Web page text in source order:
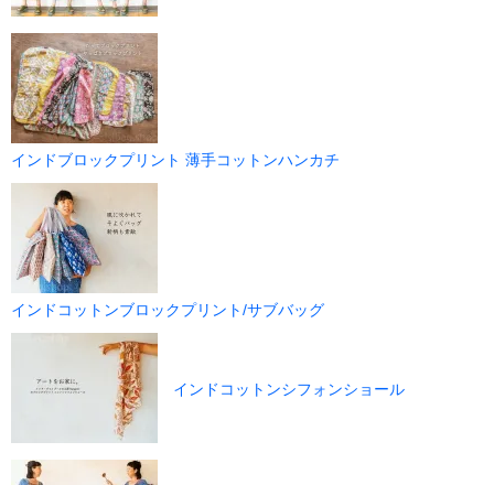
インドブロックプリント 薄手コットンハンカチ
インドコットンブロックプリント/サブバッグ
インドコットンシフォンショール